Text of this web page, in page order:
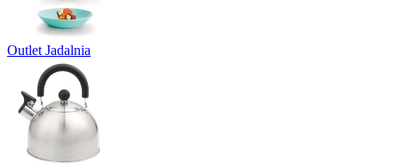
Outlet Jadalnia